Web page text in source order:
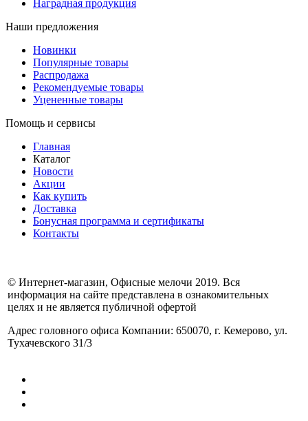
Наградная продукция
Наши предложения
Новинки
Популярные товары
Распродажа
Рекомендуемые товары
Уцененные товары
Помощь и сервисы
Главная
Каталог
Новости
Акции
Как купить
Доставка
Бонусная программа и сертификаты
Контакты
© Интернет-магазин, Офисные мелочи 2019. Вся
информация на сайте представлена в ознакомительных
целях и не является публичной офертой
Адрес головного офиса Компании: 650070, г. Кемерово, ул.
Тухачевского 31/3